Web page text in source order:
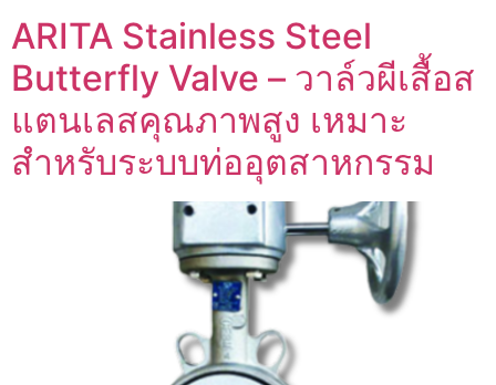
ARITA Stainless Steel
Butterfly Valve – วาล์วผีเสื้อส
แตนเลสคุณภาพสูง เหมาะ
สำหรับระบบท่ออุตสาหกรรม